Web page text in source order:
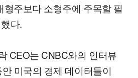
형주보다 소형주에 주목할 필
다.
CEO는 CNBC와의 인터뷰
미국의 경제 데이터들이